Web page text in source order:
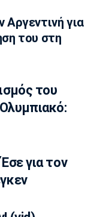
τον
Μαδρίτης
για
του στη
του
για τον